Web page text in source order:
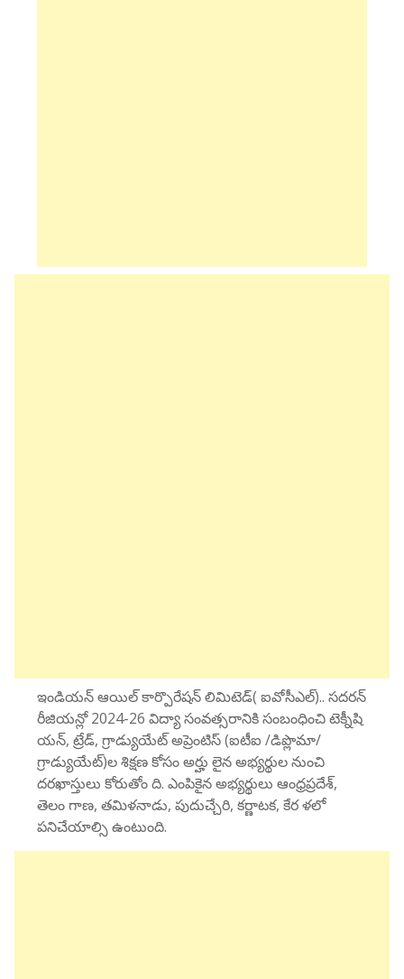
ఇండియన్ ఆయిల్ కార్పొరేషన్ లిమిటెడ్( ఐవోసీఎల్).. సదరన్
రీజియన్లో 2024-26 విద్యా సంవత్సరానికి సంబంధించి టెక్నీషి
యన్, ట్రేడ్, గ్రాడ్యుయేట్ అప్రెంటిస్ (ఐటీఐ /డిప్లొమా/
గ్రాడ్యుయేట్)ల శిక్షణ కోసం అర్హు లైన అభ్యర్థుల నుంచి
దరఖాస్తులు కోరుతోం ది. ఎంపికైన అభ్యర్థులు ఆంధ్రప్రదేశ్,
తెలం గాణ, తమిళనాడు, పుదుచ్చేరి, కర్ణాటక, కేర ళలో
పనిచేయాల్సి ఉంటుంది.